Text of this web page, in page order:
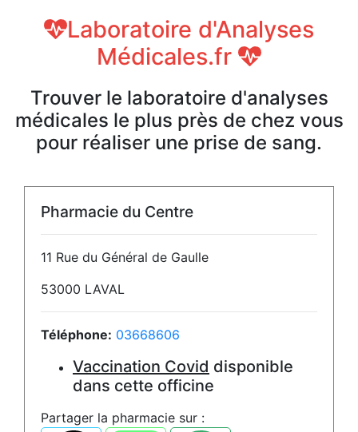
Laboratoire d'Analyses
Médicales.fr
Trouver le laboratoire d'analyses
médicales le plus près de chez vous
pour réaliser une prise de sang.
Pharmacie du Centre
11 Rue du Général de Gaulle
53000 LAVAL
Téléphone: 03668606
Vaccination Covid disponible
dans cette officine
Partager la pharmacie sur :